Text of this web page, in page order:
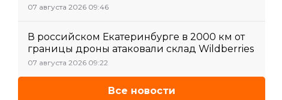
07 августа 2026 09:46
В российском Екатеринбурге в 2000 км от
границы дроны атаковали склад Wildberries
07 августа 2026 09:22
Все новости